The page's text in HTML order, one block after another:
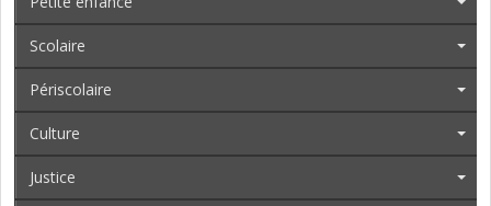
Scolaire
Périscolaire
Culture
Justice